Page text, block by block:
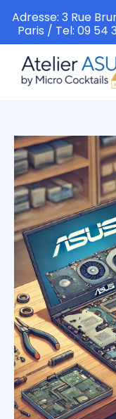
contenu
Adresse: 3 Rue
Paris / Tel: 09 54